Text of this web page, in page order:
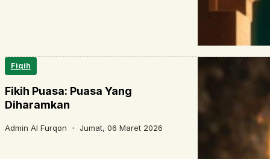
Fiqih
Fikih Puasa: Puasa Yang
Diharamkan
Admin Al Furqon ・ Jumat, 06 Maret 2026